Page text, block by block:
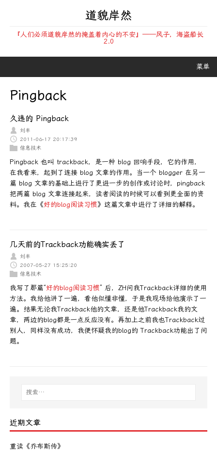
道貌岸然
『人们必须道貌岸然的掩盖着内心的不安』——风子，海盗船长
2.0
菜单
Pingback
久违的 Pingback
刘丰
2011-06-17 20:17:39
信息技术
Pingback 也叫 trackback，是一种 blog 回响手段，它的作用，
在我看来，起到了连接 blog 文章的作用。当一个 blogger 在另一
篇 blog 文章的基础上进行了更进一步的创作或讨论时，pingback
把两篇 blog 文章连接起来，读者阅读的时候可以看到更全面的资
料。我在《好的blog阅读习惯》这篇文章中进行了详细的解释。
几天前的Trackback功能确实丢了
刘丰
2007-05-27 15:25:20
信息技术
我写了那篇“好的blog阅读习惯” 后，ZH问我Trackback详细的使用
方法。我给他讲了一遍，看他似懂非懂，于是我现场给他演示了一
遍。结果无论我Trackback他的文章，还是他Trackback我的文
章，两边的blog都是一点反应没有。再加上之前我也Trackback过
别人，同样没有成功，我便怀疑我的blog的 Trackback功能出了问
题。
近期文章
重读《乔布斯传》